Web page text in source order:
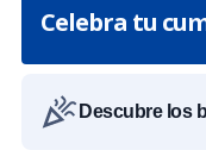
Celebra tu
Descubre los